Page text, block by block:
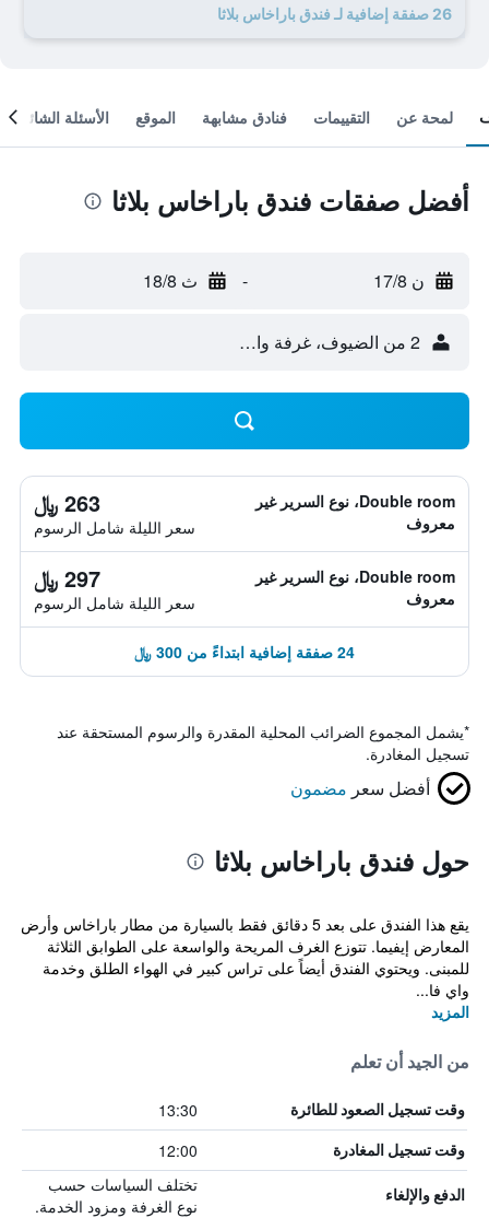
26 صفقة إضافية لـ فندق باراخاس بلاثا
لمحة عن التقييمات فنادق مشابهة الموقع الأسئلة الشائعة
أفضل صفقات فندق باراخاس بلاثا
ن 17/8 - ث 18/8
2 من الضيوف، غرفة واحدة
Double room، نوع السرير غير
معروف
263 ﷼
سعر الليلة شامل الرسوم
Double room، نوع السرير غير
معروف
297 ﷼
سعر الليلة شامل الرسوم
24 صفقة إضافية ابتداءً من 300 ﷼
*يشمل المجموع الضرائب المحلية المقدرة والرسوم المستحقة عند
تسجيل المغادرة.
أفضل سعر مضمون
حول فندق باراخاس بلاثا
يقع هذا الفندق على بعد 5 دقائق فقط بالسيارة من مطار باراخاس وأرض
المعارض إيفيما. تتوزع الغرف المريحة والواسعة على الطوابق الثلاثة
للمبنى. ويحتوي الفندق أيضاً على تراس كبير في الهواء الطلق وخدمة
واي فا...
المزيد
من الجيد أن تعلم
وقت تسجيل الصعود للطائرة 13:30
وقت تسجيل المغادرة 12:00
الدفع والإلغاء
تختلف السياسات حسب
نوع الغرفة ومزود الخدمة.